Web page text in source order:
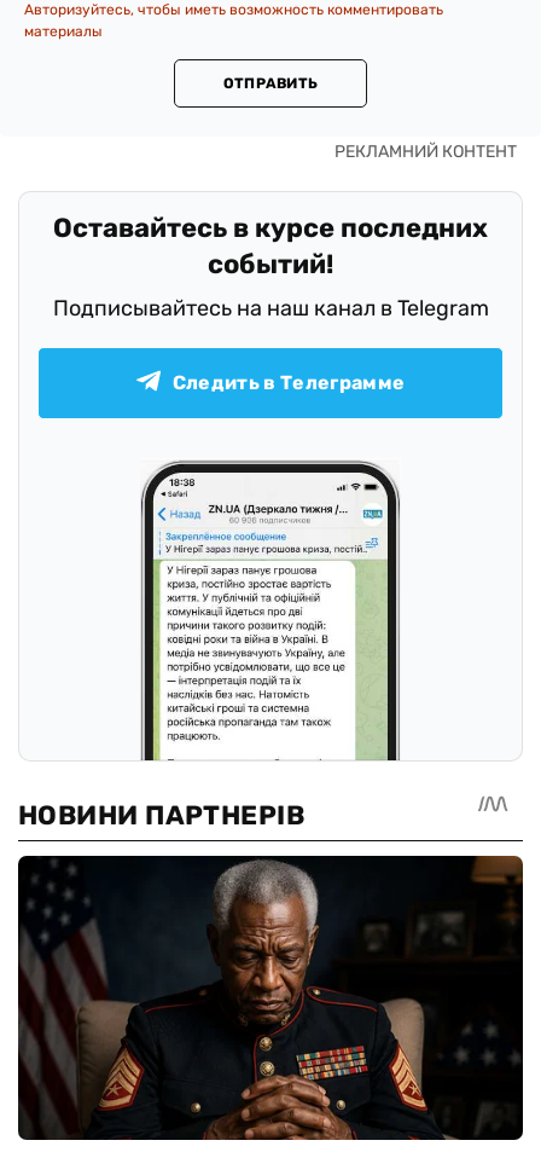
Авторизуйтесь, чтобы иметь возможность комментировать
материалы
ОТПРАВИТЬ
Оставайтесь в курсе последних
событий!
Подписывайтесь на наш канал в Telegram
Следить в Телеграмме